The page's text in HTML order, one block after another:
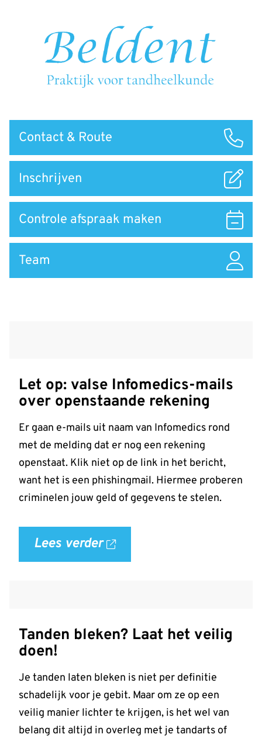
Snel
naar
Contact & Route
Inschrijven
Controle afspraak maken
Team
Let op: valse Infomedics-mails
over openstaande rekening
Er gaan e-mails uit naam van Infomedics rond
met de melding dat er nog een rekening
openstaat. Klik niet op de link in het bericht,
want het is een phishingmail. Hiermee proberen
criminelen jouw geld of gegevens te stelen.
Lees verder
over
mails
openstaande
rekening'
op
allesoverhetgebit.nl
Tanden bleken? Laat het veilig
doen!
Je tanden laten bleken is niet per definitie
schadelijk voor je gebit. Maar om ze op een
veilig manier lichter te krijgen, is het wel van
belang dit altijd in overleg met je tandarts of